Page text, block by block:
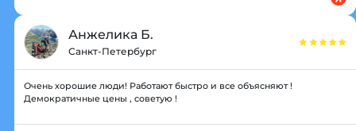
Анжелика Б.
Санкт-Петербург
Очень хорошие люди! Работают быстро и все объясняют !
Демократичные цены , советую !